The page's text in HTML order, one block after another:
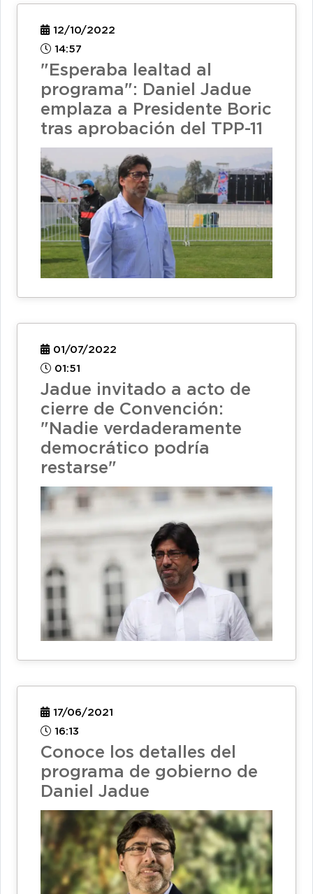
12/10/2022
14:57
"Esperaba lealtad al
programa": Daniel Jadue
emplaza a Presidente Boric
tras aprobación del TPP-11
01/07/2022
01:51
Jadue invitado a acto de
cierre de Convención:
"Nadie verdaderamente
democrático podría
restarse"
17/06/2021
16:13
Conoce los detalles del
programa de gobierno de
Daniel Jadue